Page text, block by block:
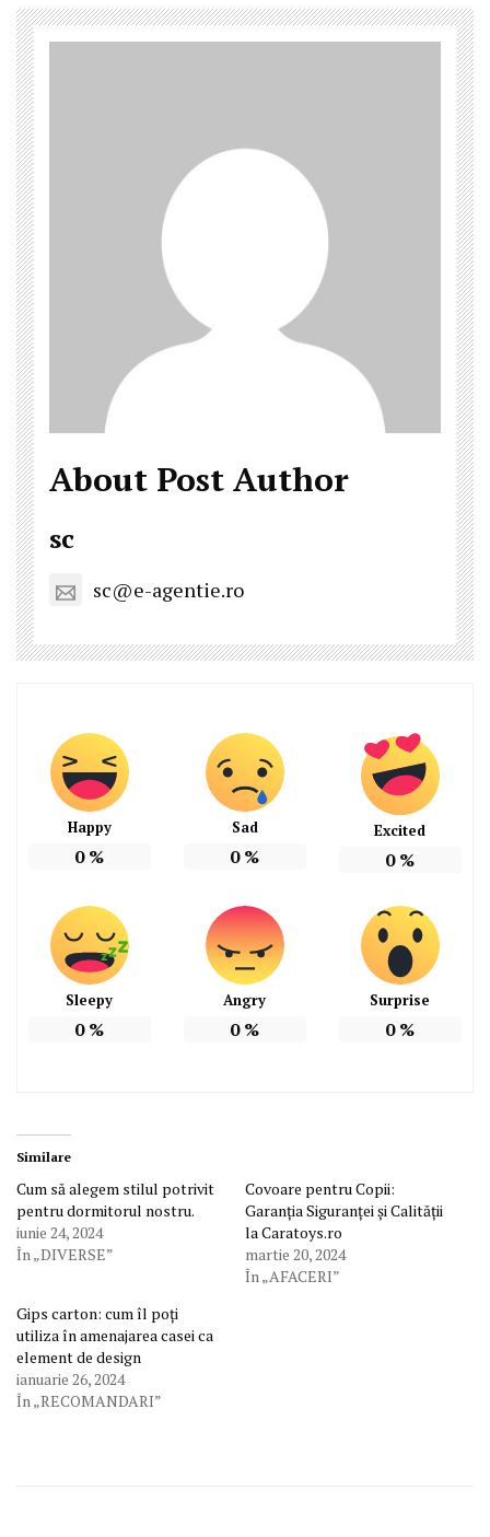
About Post Author
sc
sc@e-agentie.ro
Happy
0%
Sad
0%
Excited
0%
Sleepy
0%
Angry
0%
Surprise
0%
Similare
Cum să alegem stilul potrivit
pentru dormitorul nostru.
iunie 24, 2024
În „DIVERSE”
Covoare pentru Copii:
Garanția Siguranței și Calității
la Caratoys.ro
martie 20, 2024
În „AFACERI”
Gips carton: cum îl poți
utiliza în amenajarea casei ca
element de design
ianuarie 26, 2024
În „RECOMANDARI”